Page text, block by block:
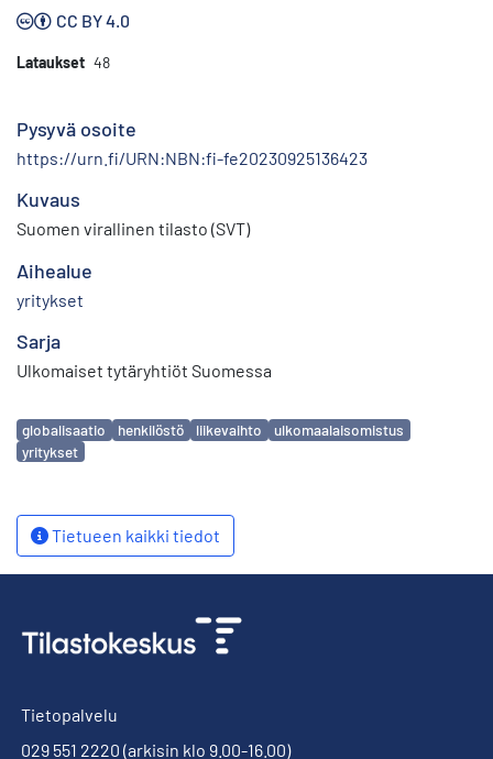
CC BY 4.0
Lataukset 48
Pysyvä osoite
https://urn.fi/URN:NBN:fi-fe20230925136423
Kuvaus
Suomen virallinen tilasto (SVT)
Aihealue
yritykset
Sarja
Ulkomaiset tytäryhtiöt Suomessa
Avainsanat
globalisaatio henkilöstö liikevaihto
ulkomaalaisomistus
yritykset
Tietueen kaikki tiedot
Tietopalvelu
029 551 2220 (arkisin klo 9.00-16.00)